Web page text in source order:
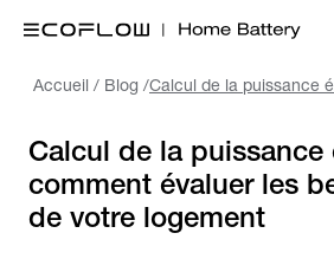
Accueil / Blog /
Calcul de la puissance
comment évaluer les
de votre logement